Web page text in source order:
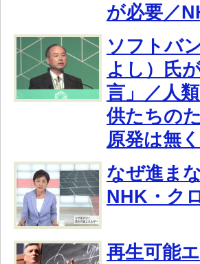
が必要／
ソフトバ
よし）氏
言」／人
供たちの
原発は無
なぜ進ま
NHK・ク
再生可能